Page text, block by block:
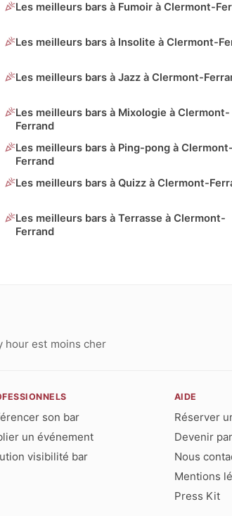
Les meilleurs bars à Fumoir à Clermont-
Les meilleurs bars à Insolite à Clermont-
Les meilleurs bars à Jazz à Clermont-
Les meilleurs bars à Mixologie à Clermont-
Ferrand
Les meilleurs bars à Ping-pong à Clermont-
Ferrand
Les meilleurs bars à Quizz à Clermont-
Les meilleurs bars à Terrasse à Clermont-
Ferrand
hour est moins cher
son bar
un événement
visibilité bar
AIDE
Réserver
Devenir
Nous
Mentions
Press Kit